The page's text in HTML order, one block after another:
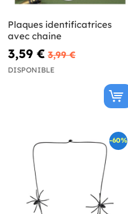
Plaques identificatrices
avec chaine
3,59 € 3,99 €
DISPONIBLE
-60%